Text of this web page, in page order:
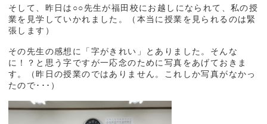
そして、昨日は○○先生が福田校にお越しになられて、私の授
業を見学していかれました。（本当に授業を見られるのは緊
張します）
その先生の感想に「字がきれい」とありました。そんな
に！？と思う字ですが一応念のために写真をあげておきま
す。（昨日の授業のではありません。これしか写真がなかっ
たので･･･）